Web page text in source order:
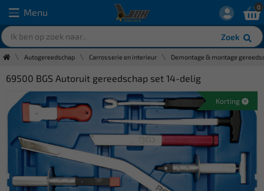
Menu
Zoek
0
Autogereedschap Carrosserie en interieur Demontage & montage
69500 BGS Autoruit gereedschap set 14-delig
Korting